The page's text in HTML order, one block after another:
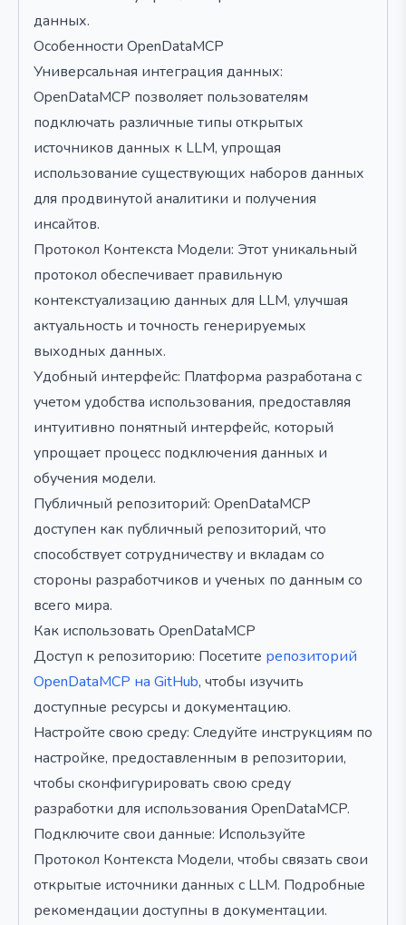
данных.
Особенности OpenDataMCP
Универсальная интеграция данных:
OpenDataMCP позволяет пользователям
подключать различные типы открытых
источников данных к LLM, упрощая
использование существующих наборов данных
для продвинутой аналитики и получения
инсайтов.
Протокол Контекста Модели: Этот уникальный
протокол обеспечивает правильную
контекстуализацию данных для LLM, улучшая
актуальность и точность генерируемых
выходных данных.
Удобный интерфейс: Платформа разработана с
учетом удобства использования, предоставляя
интуитивно понятный интерфейс, который
упрощает процесс подключения данных и
обучения модели.
Публичный репозиторий: OpenDataMCP
доступен как публичный репозиторий, что
способствует сотрудничеству и вкладам со
стороны разработчиков и ученых по данным со
всего мира.
Как использовать OpenDataMCP
Доступ к репозиторию: Посетите репозиторий
OpenDataMCP на GitHub, чтобы изучить
доступные ресурсы и документацию.
Настройте свою среду: Следуйте инструкциям по
настройке, предоставленным в репозитории,
чтобы сконфигурировать свою среду
разработки для использования OpenDataMCP.
Подключите свои данные: Используйте
Протокол Контекста Модели, чтобы связать свои
открытые источники данных с LLM. Подробные
рекомендации доступны в документации.